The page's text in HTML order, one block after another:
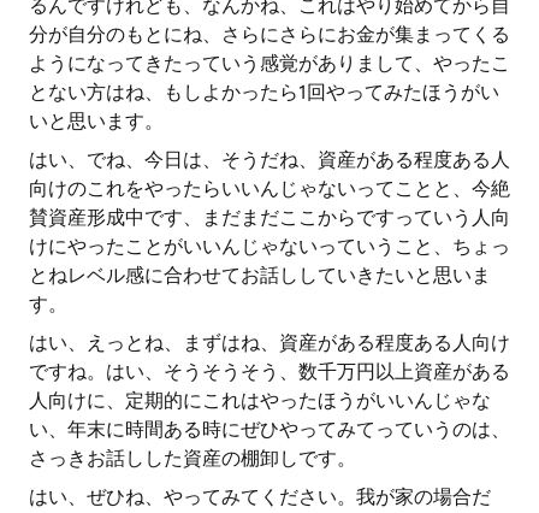
るんですけれども、なんかね、これはやり始めてから自
分が自分のもとにね、さらにさらにお金が集まってくる
ようになってきたっていう感覚がありまして、やったこ
とない方はね、もしよかったら1回やってみたほうがい
いと思います。
はい、でね、今日は、そうだね、資産がある程度ある人
向けのこれをやったらいいんじゃないってことと、今絶
賛資産形成中です、まだまだここからですっていう人向
けにやったことがいいんじゃないっていうこと、ちょっ
とねレベル感に合わせてお話ししていきたいと思いま
す。
はい、えっとね、まずはね、資産がある程度ある人向け
ですね。はい、そうそうそう、数千万円以上資産がある
人向けに、定期的にこれはやったほうがいいんじゃな
い、年末に時間ある時にぜひやってみてっていうのは、
さっきお話しした資産の棚卸しです。
はい、ぜひね、やってみてください。我が家の場合だ